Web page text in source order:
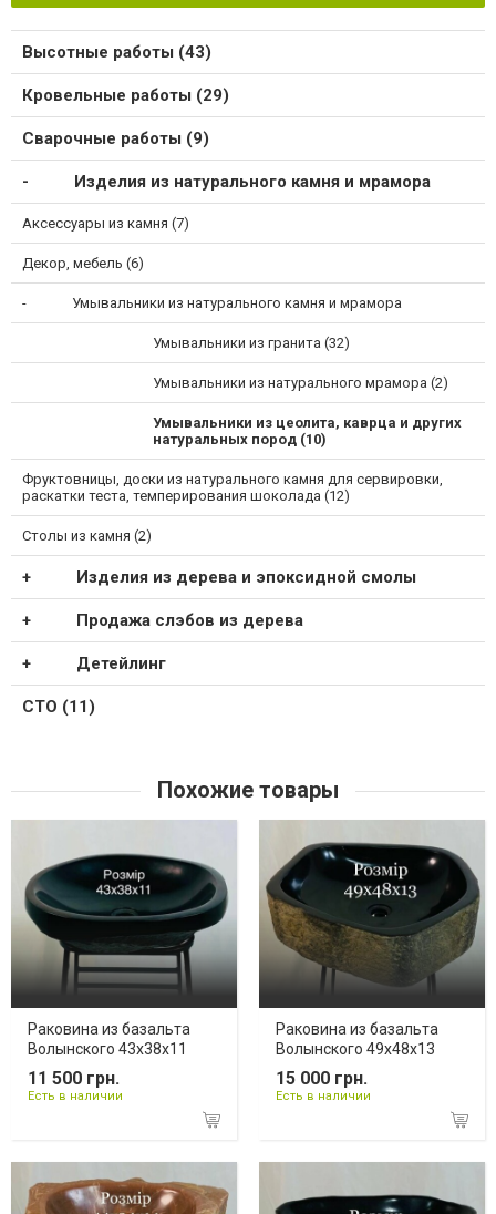
Высотные работы (43)
Кровельные работы (29)
Сварочные работы (9)
Изделия из натурального камня и мрамора
Аксессуары из камня (7)
Декор, мебель (6)
Умывальники из натурального камня и мрамора
Умывальники из гранита (32)
Умывальники из натурального мрамора (2)
Умывальники из цеолита, каврца и других
натуральных пород (10)
Фруктовницы, доски из натурального камня для сервировки,
раскатки теста, темперирования шоколада (12)
Столы из камня (2)
Изделия из дерева и эпоксидной смолы
Продажа слэбов из дерева
Детейлинг
СТО (11)
Похожие товары
Раковина из базальта
Волынского 43х38х11
11 500 грн.
Есть в наличии
Раковина из базальта
Волынского 49х48х13
15 000 грн.
Есть в наличии